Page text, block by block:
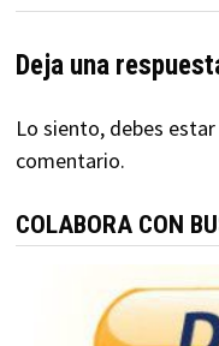
Deja una
Lo siento, debes estar
comentario.
COLABORA CON